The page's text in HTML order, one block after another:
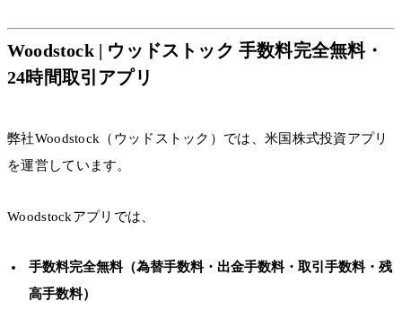
Woodstock | ウッドストック 手数料完全無料・
24時間取引アプリ
弊社Woodstock（ウッドストック）では、米国株式投資アプリ
を運営しています。
Woodstockアプリでは、
手数料完全無料（為替手数料・出金手数料・取引手数料・残
高手数料）